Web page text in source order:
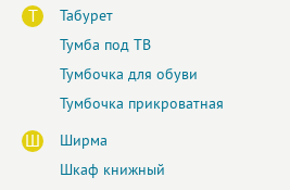
Т
Табурет
Тумба под ТВ
Тумбочка для обуви
Тумбочка прикроватная
Ш
Ширма
Шкаф книжный